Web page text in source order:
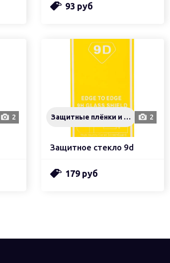
93 руб
2
Защитное стекло 9d
Защитные плёнки и стёкла 2
179 руб